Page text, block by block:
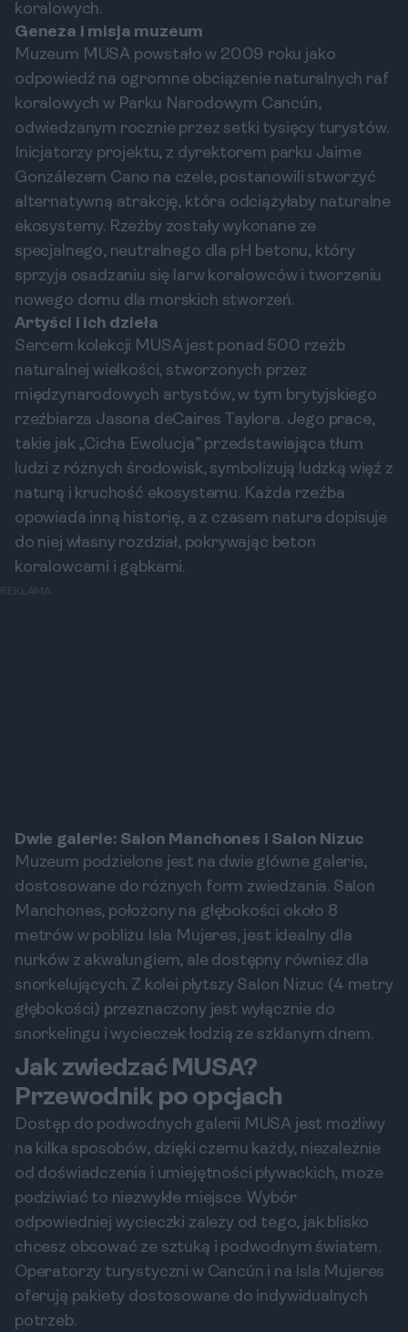
koralowych.
Geneza i misja muzeum
Muzeum MUSA powstało w 2009 roku jako
odpowiedź na ogromne obciążenie naturalnych raf
koralowych w Parku Narodowym Cancún,
odwiedzanym rocznie przez setki tysięcy turystów.
Inicjatorzy projektu, z dyrektorem parku Jaime
Gonzálezem Cano na czele, postanowili stworzyć
alternatywną atrakcję, która odciążyłaby naturalne
ekosystemy. Rzeźby zostały wykonane ze
specjalnego, neutralnego dla pH betonu, który
sprzyja osadzaniu się larw koralowców i tworzeniu
nowego domu dla morskich stworzeń.
Artyści i ich dzieła
Sercem kolekcji MUSA jest ponad 500 rzeźb
naturalnej wielkości, stworzonych przez
międzynarodowych artystów, w tym brytyjskiego
rzeźbiarza Jasona deCaires Taylora. Jego prace,
takie jak „Cicha Ewolucja” przedstawiająca tłum
ludzi z różnych środowisk, symbolizują ludzką więź z
naturą i kruchość ekosystemu. Każda rzeźba
opowiada inną historię, a z czasem natura dopisuje
do niej własny rozdział, pokrywając beton
koralowcami i gąbkami.
REKLAMA
Dwie galerie: Salon Manchones i Salon Nizuc
Muzeum podzielone jest na dwie główne galerie,
dostosowane do różnych form zwiedzania. Salon
Manchones, położony na głębokości około 8
metrów w pobliżu Isla Mujeres, jest idealny dla
nurków z akwalungiem, ale dostępny również dla
snorkelujących. Z kolei płytszy Salon Nizuc (4 metry
głębokości) przeznaczony jest wyłącznie do
snorkelingu i wycieczek łodzią ze szklanym dnem.
Jak zwiedzać MUSA?
Przewodnik po opcjach
Dostęp do podwodnych galerii MUSA jest możliwy
na kilka sposobów, dzięki czemu każdy, niezależnie
od doświadczenia i umiejętności pływackich, może
podziwiać to niezwykłe miejsce. Wybór
odpowiedniej wycieczki zależy od tego, jak blisko
chcesz obcować ze sztuką i podwodnym światem.
Operatorzy turystyczni w Cancún i na Isla Mujeres
oferują pakiety dostosowane do indywidualnych
potrzeb.